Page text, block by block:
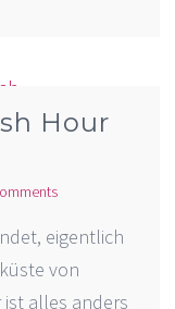
Hour
eigentlich
von
alles anders